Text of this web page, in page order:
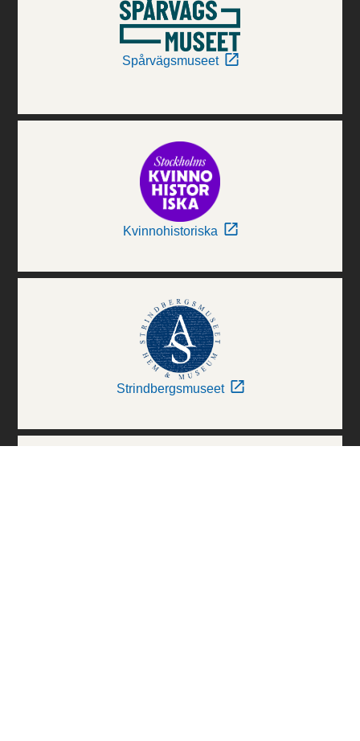
Spårvägsmuseet
Kvinnohistoriska
Strindbergsmuseet